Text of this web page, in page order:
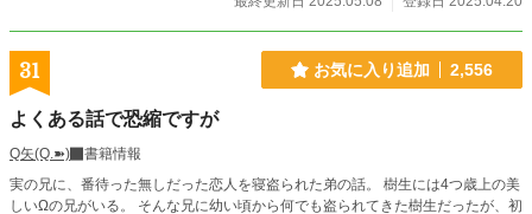
31 お気に入り追加 2,556
よくある話で恐縮ですが
Q矢(Q.➽)
書籍情報
実の兄に、番待った無しだった恋人を寝盗られた弟の話。 樹生には4つ歳上の美
しいΩの兄がいる。 そんな兄に幼い頃から何でも盗られてきた樹生だったが、初